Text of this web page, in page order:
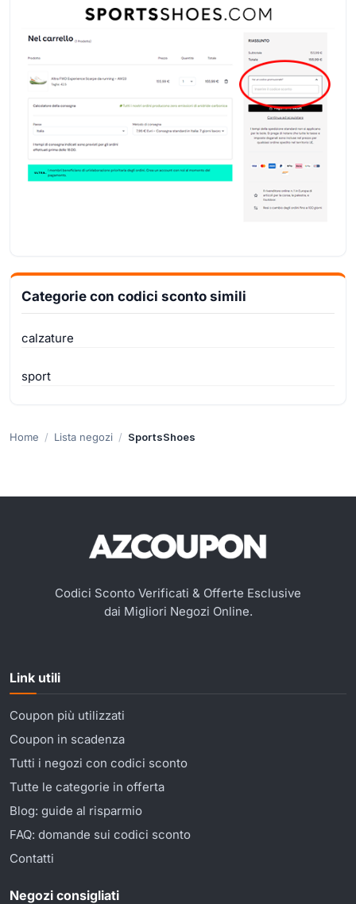
Categorie con codici sconto simili
calzature
sport
Home Lista negozi SportsShoes
Codici Sconto Verificati & Offerte Esclusive
dai Migliori Negozi Online.
Link utili
Coupon più utilizzati
Coupon in scadenza
Tutti i negozi con codici sconto
Tutte le categorie in offerta
Blog: guide al risparmio
FAQ: domande sui codici sconto
Contatti
Negozi consigliati